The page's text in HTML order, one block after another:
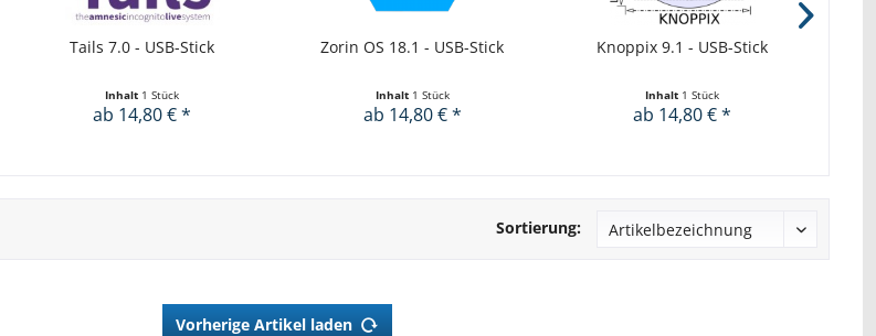
Tails 7.0 - USB-Stick
Inhalt 1 Stück
ab 14,80 € *
Zorin OS 18.1 - USB-Stick
Inhalt 1 Stück
ab 14,80 € *
Knoppix 9.1 - USB-Stick
Inhalt 1 Stück
ab 14,80 € *
Sortierung:
Vorherige Artikel laden